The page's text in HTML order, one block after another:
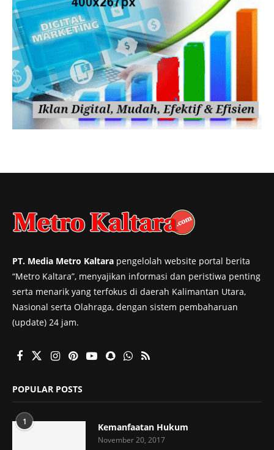
PT. Media Metro Kaltara pengelolah website portal berita
“Metro Kaltara”, menyajikan informasi dan peristiwa penting
serta menarik yang terfokus di daerah Kalimantan Utara,
Nasional serta Olahraga, dengan sistem pembaharuan
(update) 24 jam.
POPULAR POSTS
1 Kemanfaatan Hukum
November 20, 2017